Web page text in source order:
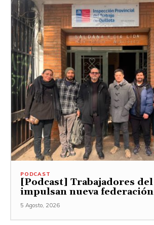
PODCAST
[Podcast] Trabajadores del
impulsan nueva federación
5 Agosto, 2026